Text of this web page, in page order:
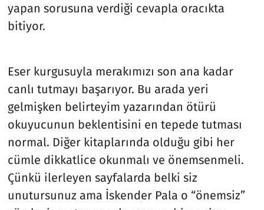
yapan sorusuna verdiği cevapla oracıkta
bitiyor.
Eser kurgusuyla merakımızı son ana kadar
canlı tutmayı başarıyor. Bu arada yeri
gelmişken belirteyim yazarından ötürü
okuyucunun beklentisini en tepede tutması
normal. Diğer kitaplarında olduğu gibi her
cümle dikkatlice okunmalı ve önemsenmeli.
Çünkü ilerleyen sayfalarda belki siz
unutursunuz ama İskender Pala o “önemsiz”